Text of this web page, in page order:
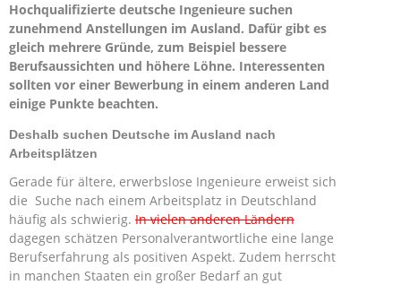
Hochqualifizierte deutsche Ingenieure suchen
zunehmend Anstellungen im Ausland. Dafür gibt es
gleich mehrere Gründe, zum Beispiel bessere
Berufsaussichten und höhere Löhne. Interessenten
sollten vor einer Bewerbung in einem anderen Land
einige Punkte beachten.
Deshalb suchen Deutsche im Ausland nach
Arbeitsplätzen
Gerade für ältere, erwerbslose Ingenieure erweist sich
die Suche nach einem Arbeitsplatz in Deutschland
häufig als schwierig. In vielen anderen Ländern
dagegen schätzen Personalverantwortliche eine lange
Berufserfahrung als positiven Aspekt. Zudem herrscht
in manchen Staaten ein großer Bedarf an gut